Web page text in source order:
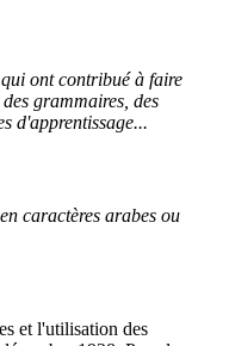
ont contribué à faire
grammaires, des
d'apprentissage...
caractères arabes ou
et l'utilisation des